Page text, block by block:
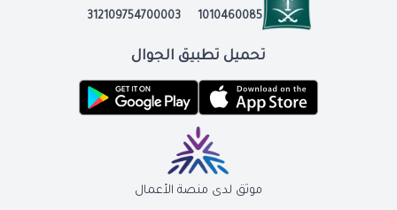
1010460085
312109754700003
تحميل تطبيق الجوال
موثق لدى منصة الأعمال